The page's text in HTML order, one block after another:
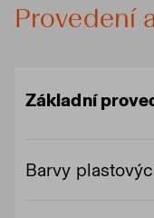
Provedení
Základní
Barvy